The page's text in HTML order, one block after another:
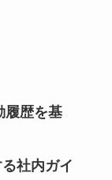
履歴を基
社内ガイ